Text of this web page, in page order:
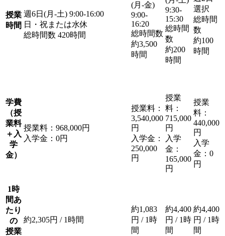
授業
時間
週6日(月-土) 9:00-16:00
日・祝または水休
総時間数 420時間
(月-金)
9:00-
16:20
総時間数
約3,500
時間
9:30-
15:30
総時間
数
約200
時間
選択
総時間
数
約100
時間
学費
（授
業料
＋入
学
金）
授業料：968,000円
入学金：0円
授業料：
3,540,000
円
入学金：
250,000
円
授業
料：
715,000
円
入学
金：
165,000
円
授業
料：
440,000
円
入学
金：0
円
1時
間あ
たり
の
授業
約2,305円 / 1時間
約1,083
円 / 1時
間
約4,400
円 / 1時
間
約4,400
円 / 1時
間